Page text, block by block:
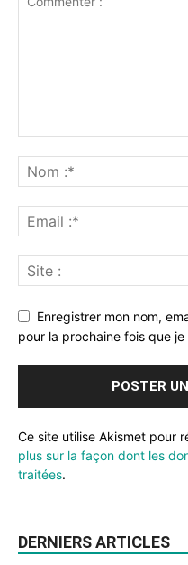
Enregistrer mon nom,
pour la prochaine fois que
Ce site utilise Akismet pour
plus sur la façon dont les
traitées.
DERNIERS ARTICLES